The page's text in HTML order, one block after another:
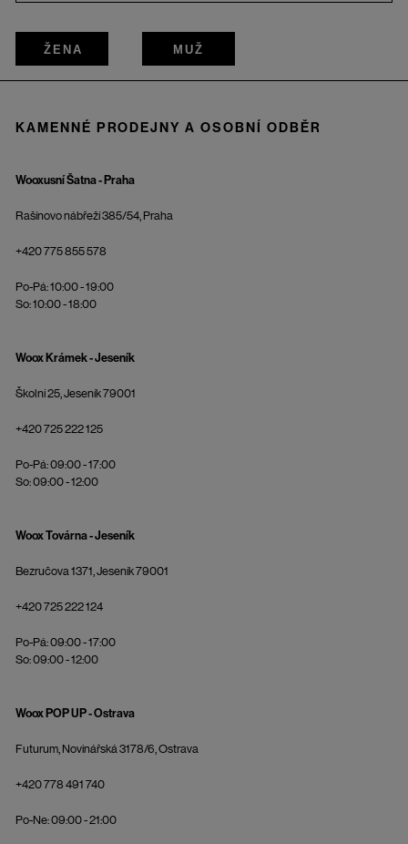
ŽENA MUŽ
KAMENNÉ PRODEJNY A OSOBNÍ ODBĚR
Wooxusní Šatna - Praha
Rašínovo nábřeží 385/54, Praha
+420 775 855 578
Po-Pá: 10:00 - 19:00
So: 10:00 - 18:00
Woox Krámek - Jeseník
Školní 25, Jeseník 79001
+420 725 222 125
Po-Pá: 09:00 - 17:00
So: 09:00 - 12:00
Woox Továrna - Jeseník
Bezručova 1371, Jeseník 79001
+420 725 222 124
Po-Pá: 09:00 - 17:00
So: 09:00 - 12:00
Woox POP UP - Ostrava
Futurum, Novinářská 3178/6, Ostrava
+420 778 491 740
Po-Ne: 09:00 - 21:00